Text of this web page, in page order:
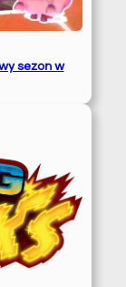
sezon w